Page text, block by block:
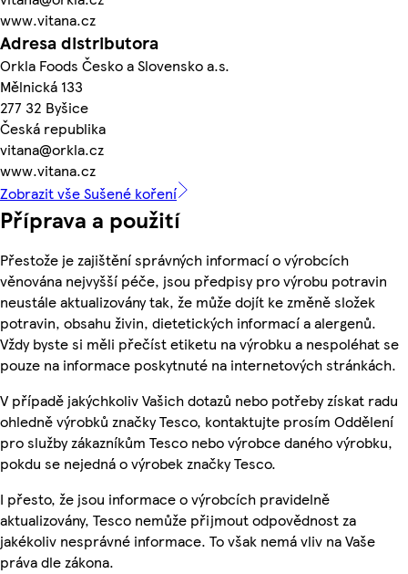
www.vitana.cz
Adresa distributora
Orkla Foods Česko a Slovensko a.s.
Mělnická 133
277 32 Byšice
Česká republika
vitana@orkla.cz
www.vitana.cz
Zobrazit vše Sušené koření
Příprava a použití
Přestože je zajištění správných informací o výrobcích
věnována nejvyšší péče, jsou předpisy pro výrobu potravin
neustále aktualizovány tak, že může dojít ke změně složek
potravin, obsahu živin, dietetických informací a alergenů.
Vždy byste si měli přečíst etiketu na výrobku a nespoléhat se
pouze na informace poskytnuté na internetových stránkách.
V případě jakýchkoliv Vašich dotazů nebo potřeby získat radu
ohledně výrobků značky Tesco, kontaktujte prosím Oddělení
pro služby zákazníkům Tesco nebo výrobce daného výrobku,
pokdu se nejedná o výrobek značky Tesco.
I přesto, že jsou informace o výrobcích pravidelně
aktualizovány, Tesco nemůže přijmout odpovědnost za
jakékoliv nesprávné informace. To však nemá vliv na Vaše
práva dle zákona.